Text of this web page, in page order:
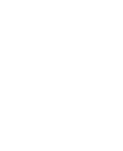
受け付けていません